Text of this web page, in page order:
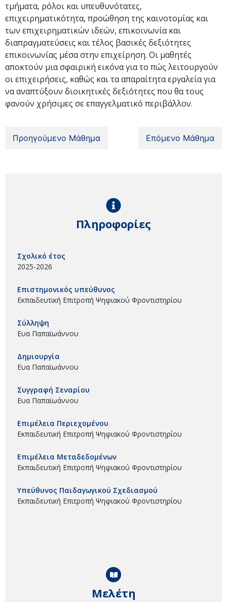
τμήματα, ρόλοι και υπευθυνότατες,
επιχειρηματικότητα, προώθηση της καινοτομίας και
των επιχειρηματικών ιδεών, επικοινωνία και
διαπραγματεύσεις και τέλος βασικές δεξιότητες
επικοινωνίας μέσα στην επιχείρηση. Οι μαθητές
αποκτούν μια σφαιρική εικόνα για το πώς λειτουργούν
οι επιχειρήσεις, καθώς και τα απαραίτητα εργαλεία για
να αναπτύξουν διοικητικές δεξιότητες που θα τους
φανούν χρήσιμες σε επαγγελματικό περιβάλλον.
Προηγούμενο Μάθημα Επόμενο Μάθημα
Μελέτη
Πληροφορίες
Σχολικό έτος
2025-2026
Επιστημονικός υπεύθυνος
Εκπαιδευτική Επιτροπή Ψηφιακού Φροντιστηρίου
Σύλληψη
Ευα Παπαϊωάννου
Δημιουργία
Ευα Παπαϊωάννου
Συγγραφή Σεναρίου
Ευα Παπαϊωάννου
Επιμέλεια Περιεχομένου
Εκπαιδευτική Επιτροπή Ψηφιακού Φροντιστηρίου
Επιμέλεια Μεταδεδομένων
Εκπαιδευτική Επιτροπή Ψηφιακού Φροντιστηρίου
Υπεύθυνος Παιδαγωγικού Σχεδιασμού
Εκπαιδευτική Επιτροπή Ψηφιακού Φροντιστηρίου